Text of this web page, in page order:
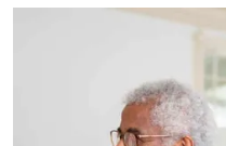
vida. M...